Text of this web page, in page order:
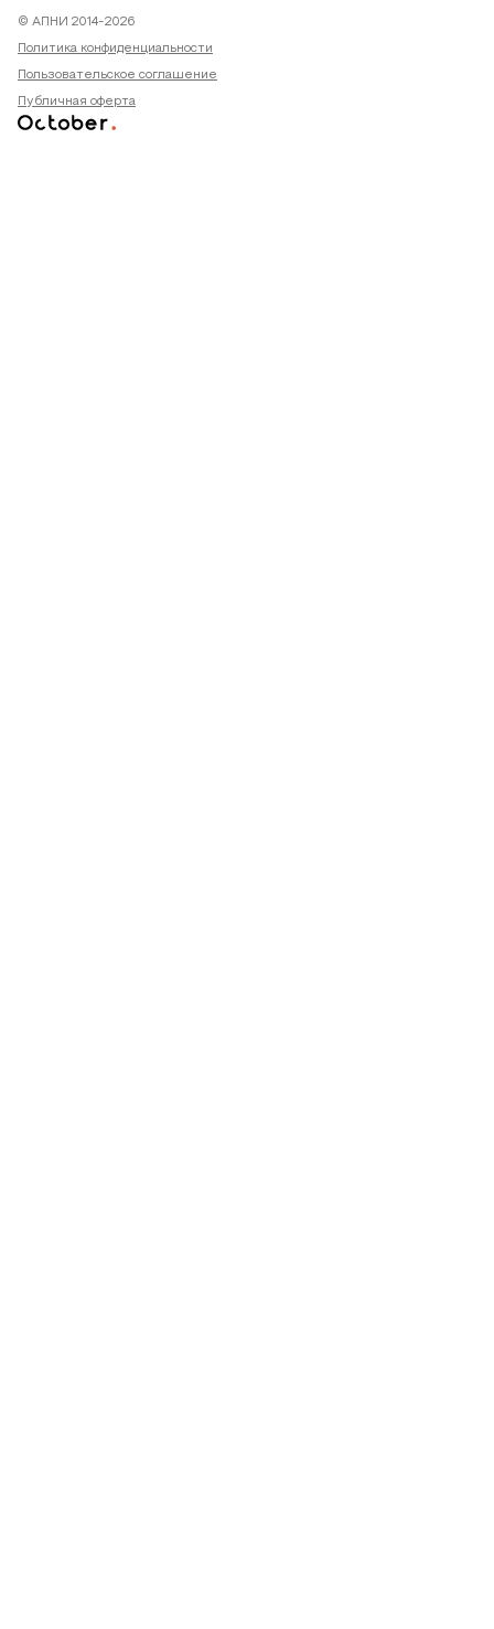
© АПНИ 2014-2026
Политика конфиденциальности
Пользовательское соглашение
Публичная оферта